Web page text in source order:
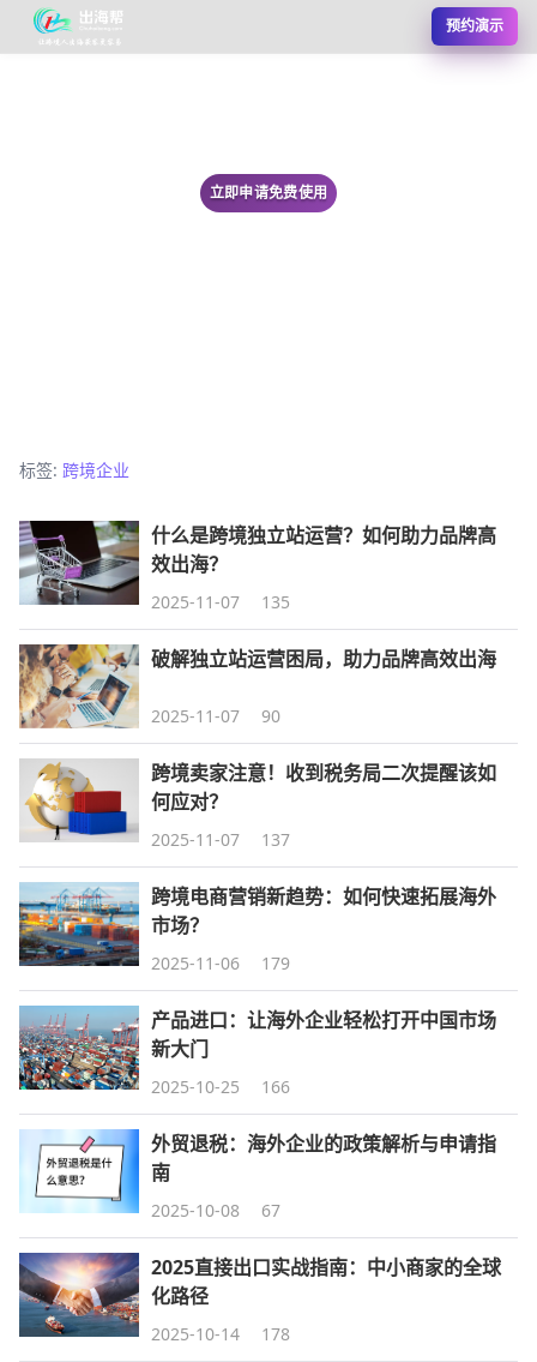
预约演示
立即申请免费使用
标签: 跨境企业
什么是跨境独立站运营？如何助力品牌高
效出海？
2025-11-07 135
破解独立站运营困局，助力品牌高效出海
2025-11-07 90
跨境卖家注意！收到税务局二次提醒该如
何应对？
2025-11-07 137
跨境电商营销新趋势：如何快速拓展海外
市场？
2025-11-06 179
产品进口：让海外企业轻松打开中国市场
新大门
2025-10-25 166
外贸退税：海外企业的政策解析与申请指
南
2025-10-08 67
2025直接出口实战指南：中小商家的全球
化路径
2025-10-14 178